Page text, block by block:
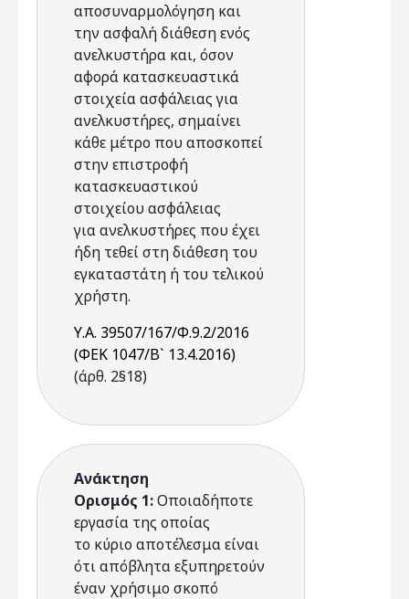
αποσυναρμολόγηση και
την ασφαλή διάθεση ενός
ανελκυστήρα και, όσον
αφορά κατασκευαστικά
στοιχεία ασφάλειας για
ανελκυστήρες, σημαίνει
κάθε μέτρο που αποσκοπεί
στην επιστροφή
κατασκευαστικού
στοιχείου ασφάλειας
για ανελκυστήρες που έχει
ήδη τεθεί στη διάθεση του
εγκαταστάτη ή του τελικού
χρήστη.
Υ.Α. 39507/167/Φ.9.2/2016
(ΦΕΚ 1047/Β` 13.4.2016)
(άρθ. 2§18)
Ανάκτηση
Ορισμός 1:Οποιαδήποτε
εργασία της οποίας
το κύριο αποτέλεσμα είναι
ότι απόβλητα εξυπηρετούν
έναν χρήσιμο σκοπό